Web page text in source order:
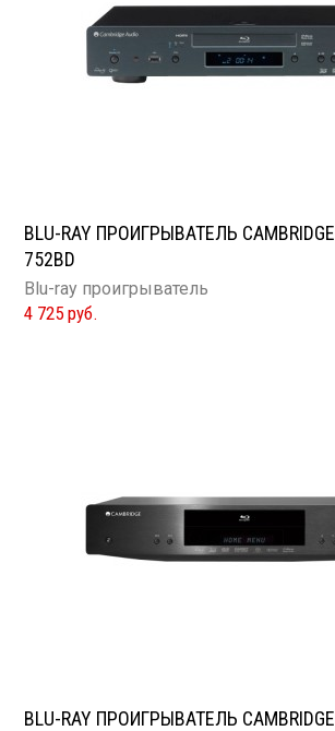
BLU-RAY ПРОИГРЫВАТЕЛЬ CAMBRIDGE
752BD
Blu-ray проигрыватель
4 725 руб.
BLU-RAY ПРОИГРЫВАТЕЛЬ CAMBRIDGE